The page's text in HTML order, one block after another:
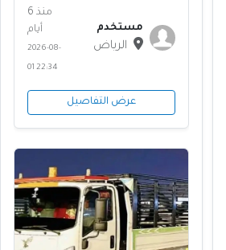
مستخدم
الرياض
منذ 6
أيام
2026-08-
01 22:34
عرض التفاصيل